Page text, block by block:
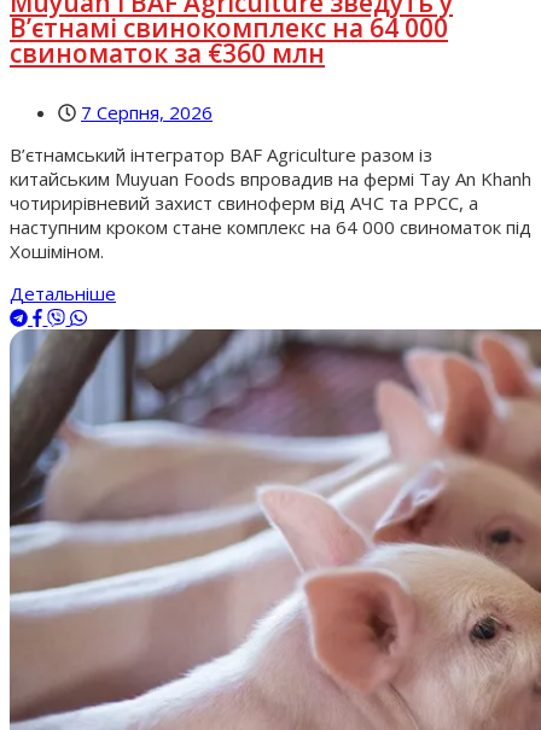
В’єтнамі свинокомплекс на 64 000
свиноматок за €360 млн
7 Серпня, 2026
В’єтнамський інтегратор BAF Agriculture разом із
китайським Muyuan Foods впровадив на фермі Tay An Khanh
чотирирівневий захист свиноферм від АЧС та РРСС, а
наступним кроком стане комплекс на 64 000 свиноматок під
Хошіміном.
Детальніше